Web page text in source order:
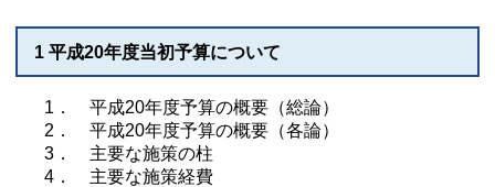
1 平成20年度当初予算について
1． 平成20年度予算の概要（総論）
2． 平成20年度予算の概要（各論）
3． 主要な施策の柱
4． 主要な施策経費